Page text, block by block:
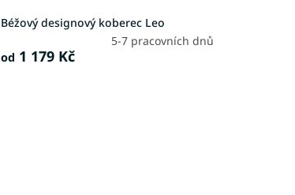
Béžový designový koberec Leo
5-7 pracovních dnů
od 1 179 Kč